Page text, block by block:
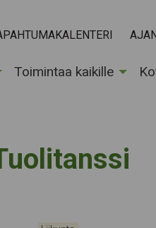
Toimintaa kaikille